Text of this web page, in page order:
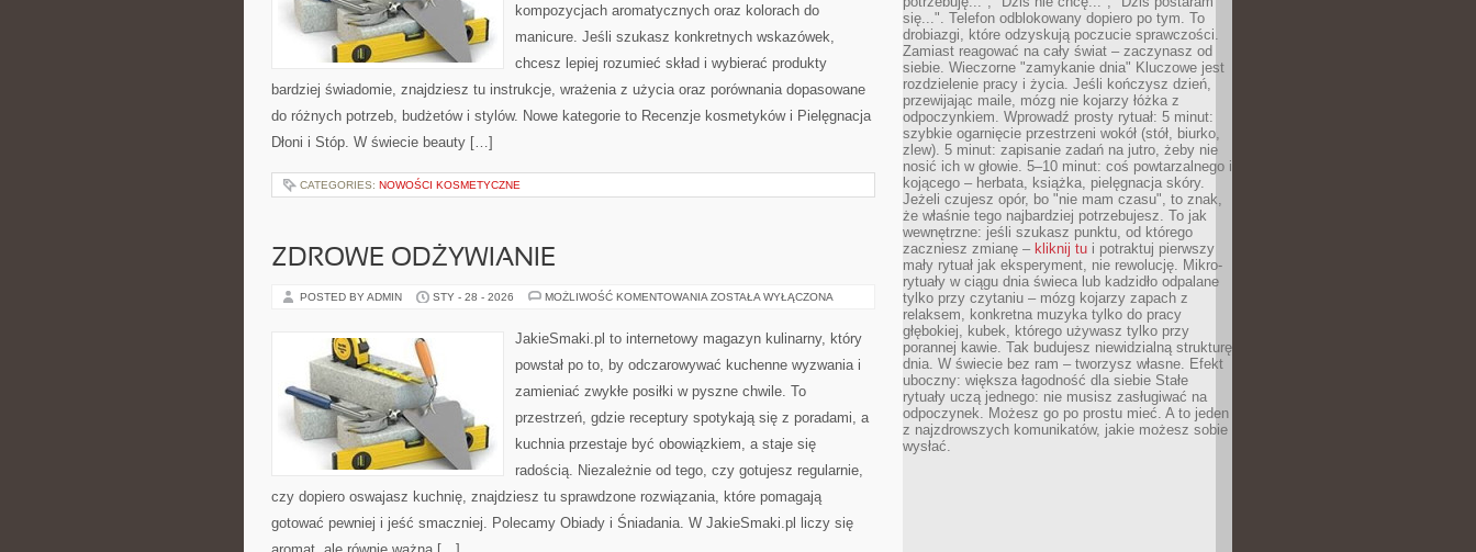
kompozycjach aromatycznych oraz kolorach do
manicure. Jeśli szukasz konkretnych wskazówek,
chcesz lepiej rozumieć skład i wybierać produkty
bardziej świadomie, znajdziesz tu instrukcje, wrażenia z użycia oraz porównania dopasowane
do różnych potrzeb, budżetów i stylów. Nowe kategorie to Recenzje kosmetyków i Pielęgnacja
Dłoni i Stóp. W świecie beauty […]
CATEGORIES: NOWOŚCI KOSMETYCZNE
ZDROWE ODŻYWIANIE
POSTED BY ADMIN STY - 28 - 2026 MOŻLIWOŚĆ KOMENTOWANIA ZDROWE
ZOSTAŁA WYŁĄCZONA
JakieSmaki.pl to internetowy magazyn kulinarny, który
powstał po to, by odczarowywać kuchenne wyzwania i
zamieniać zwykłe posiłki w pyszne chwile. To
przestrzeń, gdzie receptury spotykają się z poradami, a
kuchnia przestaje być obowiązkiem, a staje się
radością. Niezależnie od tego, czy gotujesz regularnie,
czy dopiero oswajasz kuchnię, znajdziesz tu sprawdzone rozwiązania, które pomagają
gotować pewniej i jeść smaczniej. Polecamy Obiady i Śniadania. W JakieSmaki.pl liczy się
się...". Telefon odblokowany dopiero po tym. To
drobiazgi, które odzyskują poczucie sprawczości.
Zamiast reagować na cały świat – zaczynasz od
siebie. Wieczorne "zamykanie dnia" Kluczowe jest
rozdzielenie pracy i życia. Jeśli kończysz dzień,
przewijając maile, mózg nie kojarzy łóżka z
odpoczynkiem. Wprowadź prosty rytuał: 5 minut:
szybkie ogarnięcie przestrzeni wokół (stół, biurko,
zlew). 5 minut: zapisanie zadań na jutro, żeby nie
nosić ich w głowie. 5–10 minut: coś powtarzalnego i
kojącego – herbata, książka, pielęgnacja skóry.
Jeżeli czujesz opór, bo "nie mam czasu", to znak,
że właśnie tego najbardziej potrzebujesz. To jak
wewnętrzne: jeśli szukasz punktu, od którego
zaczniesz zmianę – kliknij tu i potraktuj pierwszy
mały rytuał jak eksperyment, nie rewolucję. Mikro-
rytuały w ciągu dnia świeca lub kadzidło odpalane
tylko przy czytaniu – mózg kojarzy zapach z
relaksem, konkretna muzyka tylko do pracy
głębokiej, kubek, którego używasz tylko przy
porannej kawie. Tak budujesz niewidzialną strukturę
dnia. W świecie bez ram – tworzysz własne. Efekt
uboczny: większa łagodność dla siebie Stałe
rytuały uczą jednego: nie musisz zasługiwać na
odpoczynek. Możesz go po prostu mieć. A to jeden
z najzdrowszych komunikatów, jakie możesz sobie
wysłać.